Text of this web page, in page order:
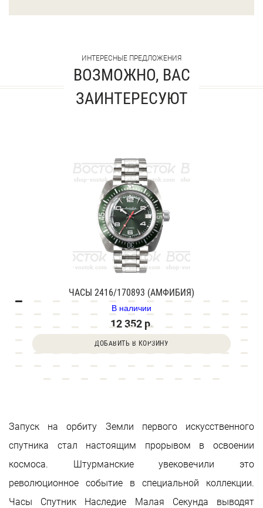
ИНТЕРЕСНЫЕ ПРЕДЛОЖЕНИЯ
ВОЗМОЖНО, ВАС
ЗАИНТЕРЕСУЮТ
ЧАСЫ 2416/170893 (АМФИБИЯ)
В наличии
12 352 р.
ДОБАВИТЬ В КОРЗИНУ
Запуск на орбиту Земли первого искусственного
спутника стал настоящим прорывом в освоении
космоса. Штурманские увековечили это
революционное событие в специальной коллекции.
Часы Спутник Наследие Малая Секунда выводят